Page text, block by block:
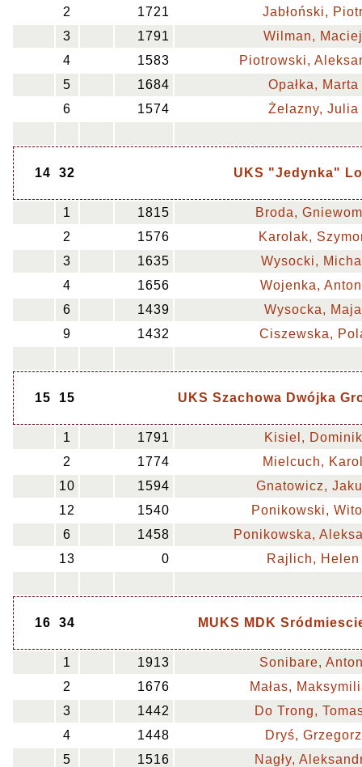
2
1721
Jabłoński,
3
1791
Wilman, Maciej
4
1583
Piotrowski,
5
1684
Opałka, Marta
6
1574 Żelazny, Julia
14 32 UKS "Jedynka"
1 1815
Broda,
2
1576
Karolak,
3
1635
Wysocki,
4
1656
Wojenka,
6
1439
Wysocka, Maja
9
1432 Ciszewska,
15 15 UKS Szachowa Dwójka
1 1791
Kisiel, Dominik
2
1774
Mielcuch,
10
1594
Gnatowicz,
12
1540
Ponikowski,
6
1458
Ponikowska,
13
0 Rajlich, Helen
16 34 MUKS MDK
1 1913
Sonibare,
2
1676
Małas,
3
1442
Do Trong,
4
1448
Dryś, Grzegorz
5
1516
Nagły,